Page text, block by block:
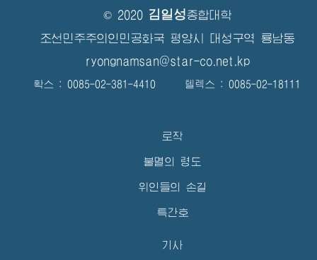
© 2020 김일성종합대학
조선민주주의인민공화국 평양시 대성구역 룡남동
ryongnamsan@star-co.net.kp
확스 : 0085-02-381-4410 텔렉스 : 0085-02-18111
로작
불멸의 령도
위인들의 손길
특간호
기사